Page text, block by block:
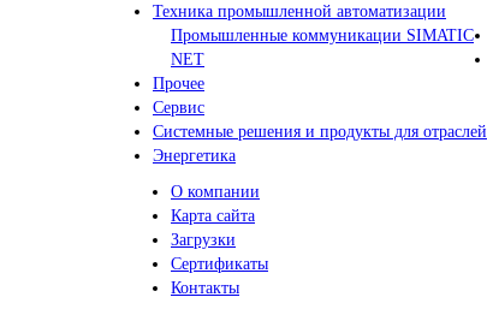
Техника промышленной автоматизации
Промышленные коммуникации SIMATIC
NET
Прочее
Сервис
Системные решения и продукты для отраслей
Энергетика
О компании
Карта сайта
Загрузки
Сертификаты
Контакты